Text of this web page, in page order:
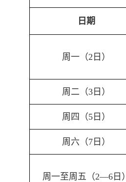
日期
周一（2日）
周二（3日）
周四（5日）
周六（7日）
周一至周五（2—6日）